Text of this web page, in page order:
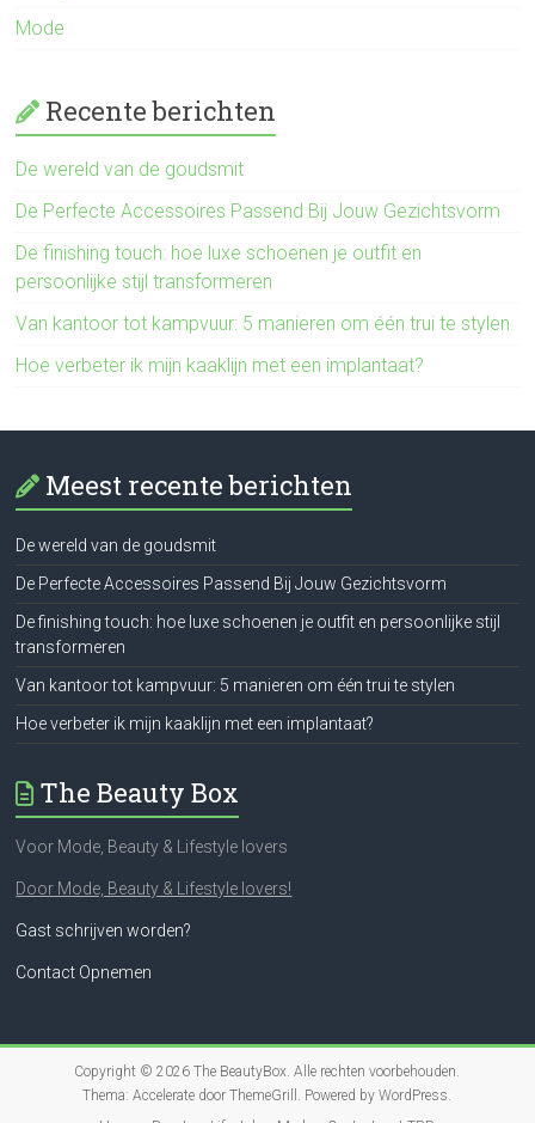
Mode
Recente berichten
De wereld van de goudsmit
De Perfecte Accessoires Passend Bij Jouw Gezichtsvorm
De finishing touch: hoe luxe schoenen je outfit en
persoonlijke stijl transformeren
Van kantoor tot kampvuur: 5 manieren om één trui te stylen
Hoe verbeter ik mijn kaaklijn met een implantaat?
Meest recente berichten
De wereld van de goudsmit
De Perfecte Accessoires Passend Bij Jouw Gezichtsvorm
De finishing touch: hoe luxe schoenen je outfit en persoonlijke stijl
transformeren
Van kantoor tot kampvuur: 5 manieren om één trui te stylen
Hoe verbeter ik mijn kaaklijn met een implantaat?
The Beauty Box
Voor Mode, Beauty & Lifestyle lovers
Door Mode, Beauty & Lifestyle lovers!
Gast schrijven worden?
Contact Opnemen
Copyright © 2026The BeautyBox. Alle rechten voorbehouden.
Thema:Accelerate door ThemeGrill. Powered byWordPress.